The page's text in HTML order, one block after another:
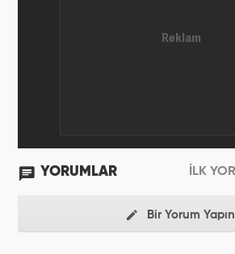
ve teknoloji
YORUMLAR İLK
Bir Yorum Yapın